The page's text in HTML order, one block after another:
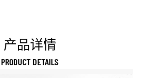
产品详情
PRODUCT DETAILS